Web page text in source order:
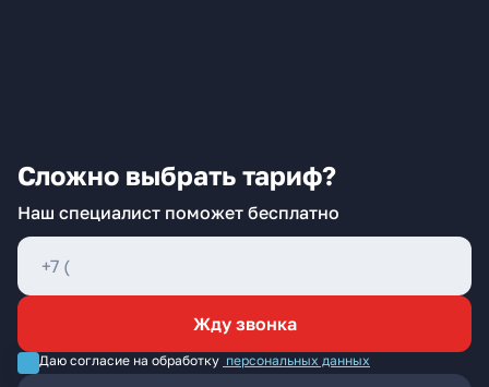
Сложно выбрать тариф?
Наш специалист поможет бесплатно
Жду звонка
Даю согласие на обработку персональных данных